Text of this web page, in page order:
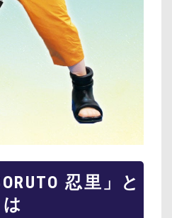
忍里」と
は